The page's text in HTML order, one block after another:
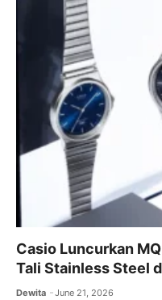
Casio Luncurkan
Tali Stainless Steel
Dewita June 21, 2026